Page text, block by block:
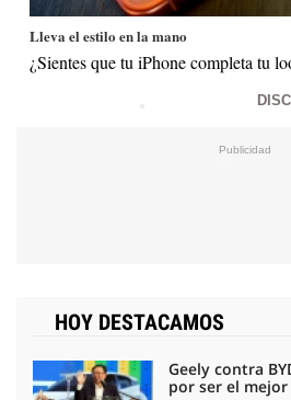
Lleva el estilo en la mano
¿Sientes que tu iPhone completa tu
HOY DESTACAMOS
Geely contra
por ser el